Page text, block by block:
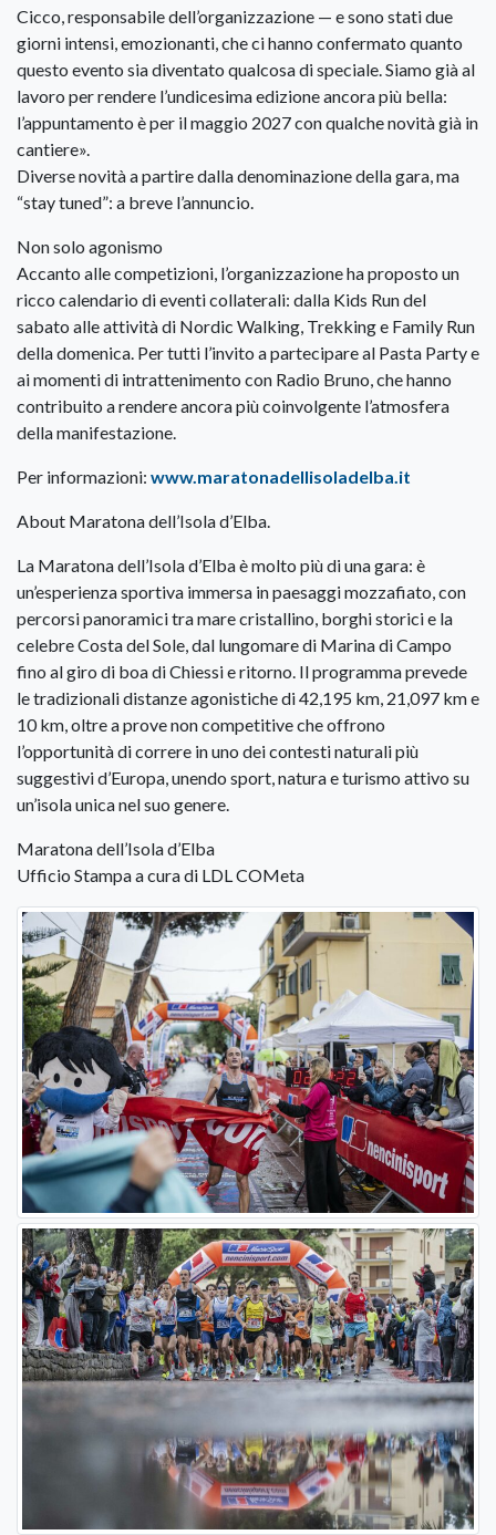
Cicco, responsabile dell’organizzazione — e sono stati due
giorni intensi, emozionanti, che ci hanno confermato quanto
questo evento sia diventato qualcosa di speciale. Siamo già al
lavoro per rendere l’undicesima edizione ancora più bella:
l’appuntamento è per il maggio 2027 con qualche novità già in
cantiere».
Diverse novità a partire dalla denominazione della gara, ma
“stay tuned”: a breve l’annuncio.
Non solo agonismo
Accanto alle competizioni, l’organizzazione ha proposto un
ricco calendario di eventi collaterali: dalla Kids Run del
sabato alle attività di Nordic Walking, Trekking e Family Run
della domenica. Per tutti l’invito a partecipare al Pasta Party e
ai momenti di intrattenimento con Radio Bruno, che hanno
contribuito a rendere ancora più coinvolgente l’atmosfera
della manifestazione.
Per informazioni: www.maratonadellisoladelba.it
About Maratona dell’Isola d’Elba.
La Maratona dell’Isola d’Elba è molto più di una gara: è
un’esperienza sportiva immersa in paesaggi mozzafiato, con
percorsi panoramici tra mare cristallino, borghi storici e la
celebre Costa del Sole, dal lungomare di Marina di Campo
fino al giro di boa di Chiessi e ritorno. Il programma prevede
le tradizionali distanze agonistiche di 42,195 km, 21,097 km e
10 km, oltre a prove non competitive che offrono
l’opportunità di correre in uno dei contesti naturali più
suggestivi d’Europa, unendo sport, natura e turismo attivo su
un’isola unica nel suo genere.
Maratona dell’Isola d’Elba
Ufficio Stampa a cura di LDL COMeta